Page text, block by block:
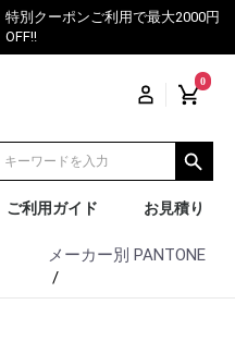
特別クーポンご利用で最大2000円
OFF!!
0
ご利用ガイド お見積り
メーカー別 PANTONE